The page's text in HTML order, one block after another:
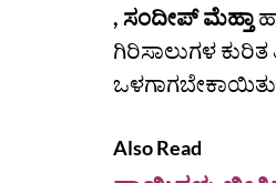
, ಸಂದೀಪ್ ಮೆಹ್ತಾ
ಗಿರಿಸಾಲುಗಳ
Also Read